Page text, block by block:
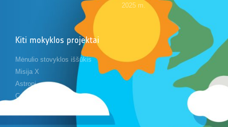
2025 m.
Kiti mokyklos projektai
Mėnulio stovyklos iššūkis
Misija X
Astropi
Cansat